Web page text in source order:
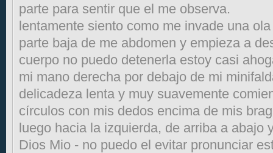
parte para sentir que el me observa.
lentamente siento como me invade una
parte baja de me abdomen y empieza a
cuerpo no puedo detenerla estoy casi
mi mano derecha por debajo de mi
delicadeza lenta y muy suavemente
círculos con mis dedos encima de mis
luego hacia la izquierda, de arriba a abajo
Dios Mio - no puedo el evitar pronunciar